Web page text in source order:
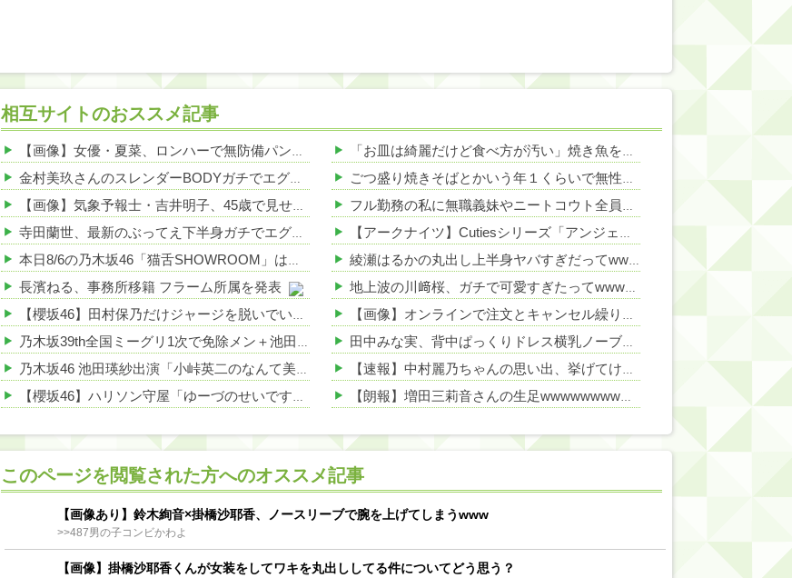
相互サイトのおススメ記事
【画像】女優・夏菜、ロンハーで無防備パンチラ 他 NEW!
金村美玖さんのスレンダーBODYガチでエグいって・・・ガチでエグいって・・・ 他 NEW!
【画像】気象予報士・吉井明子、45歳で見せたビキニ姿がHすぎる 他 NEW!
寺田蘭世、最新のぶってえ下半身ガチでエグいって・・・ 他 NEW!
本日8/6の乃木坂46「猫舌SHOWROOM」は筒井あやめ＆鈴木佑捺
長濱ねる、事務所移籍 フラーム所属を発表
【櫻坂46】田村保乃だけジャージを脱いでいた理由
乃木坂39th全国ミーグリ1次で免除メン＋池田・一ノ瀬・井上・川﨑・菅原・中西が全完売
乃木坂46 池田瑛紗出演「小峠英二のなんて美だ！」テーマ：徳川家康【2025.8.5 24:00〜 TOKYO MX】
【櫻坂46】ハリソン守屋「ゆーづのせいです」【ラヴィット!】
【日向坂46】この月、何かあるのか！？『お願いバッハ！』ミーグリ日程がこちら
Powered by livedoor 相互RSS
「お皿は綺麗だけど食べ方が汚い」焼き魚を食べた知人の信じられない所作…両手で1本ずつ箸を持ち、骨や手をしゃぶり、口から出した骨をテーブルに並べる・・・
ごつ盛り焼きそばとかいう年１くらいで無性に食いたくなるやつｗｗｗｗｗｗｗｗ
フル勤務の私に無職義妹やニートコウト全員分の家事を押し付ける義家族！早朝4時起き生活に限界。ついに言い放った「強烈なド直球正論」に義一族阿鼻叫喚ｗｗ←怠け者どもに正論のナイフをグサリ
【アークナイツ】Cutiesシリーズ「アンジェリーナ」「テキーラ」デフォルメフィギュア【予約開始】
綾瀬はるかの丸出し上半身ヤバすぎだってwwwwwww
地上波の川﨑桜、ガチで可愛すぎたってwwwwww
【画像】オンラインで注文とキャンセル繰り返し総額43億円被害32歳の美女を逮捕
田中みな実、背中ぱっくりドレス横乳ノーブラお●ぱい！スリット内腿
【速報】中村麗乃ちゃんの思い出、挙げてけwwwwwwwwwww
【朗報】増田三莉音さんの生足wwwwwwwwwwww
乃木坂46『オリコン上半期SG1位獲得!!』←もうこれ今が全盛期だろwwwwww
Powered by livedoor 相互RSS
このページを閲覧された方へのオススメ記事
【画像あり】鈴木絢音×掛橋沙耶香、ノースリーブで腕を上げてしまうwww
>>487男の子コンビかわよ
【画像】掛橋沙耶香くんが女装をしてワキを丸出ししてる件についてどう思う？